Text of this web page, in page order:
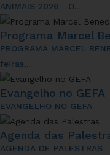
ANIMAIS 2026 O...
Programa Marcel
PROGRAMA MARCEL
feiras,...
Evangelho no GEFA
EVANGELHO NO
Agenda das
AGENDA DE